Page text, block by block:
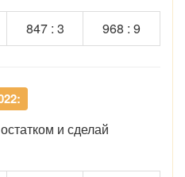
847 : 3 968 : 9
и сделай